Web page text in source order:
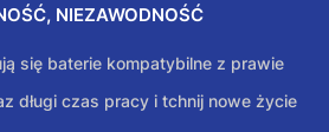
NIEZAWODNOŚĆ
się baterie kompatybilne z prawie
długi czas pracy i tchnij nowe życie